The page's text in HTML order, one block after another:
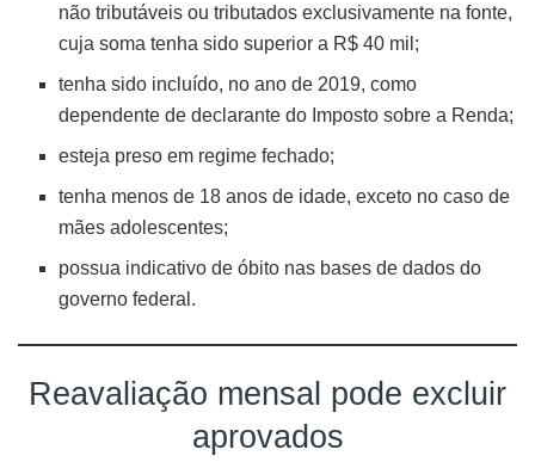
não tributáveis ou tributados exclusivamente na fonte,
cuja soma tenha sido superior a R$ 40 mil;
tenha sido incluído, no ano de 2019, como
dependente de declarante do Imposto sobre a Renda;
esteja preso em regime fechado;
tenha menos de 18 anos de idade, exceto no caso de
mães adolescentes;
possua indicativo de óbito nas bases de dados do
governo federal.
Reavaliação mensal pode excluir
aprovados